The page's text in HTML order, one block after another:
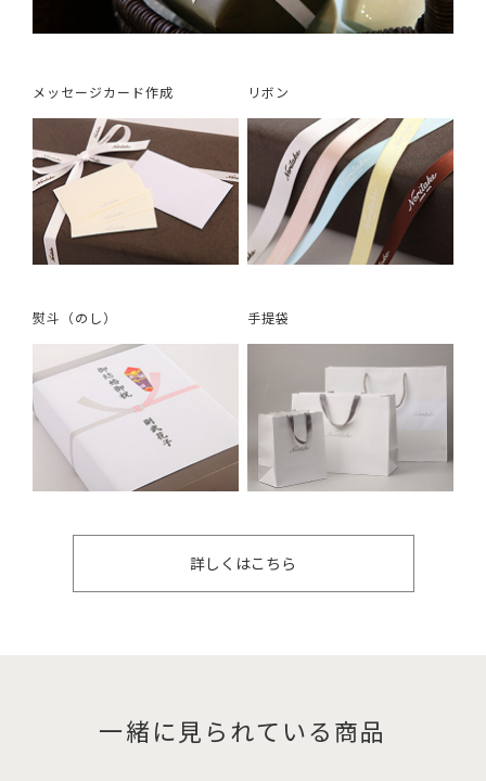
メッセージカード作成 リボン
熨斗（のし） 手提袋
詳しくはこちら
一緒に見られている商品